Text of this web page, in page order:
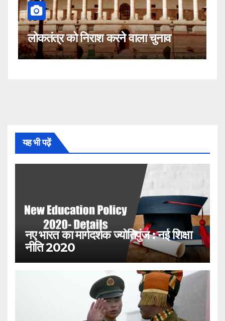
कहीं यह सीजेआई के खिलाफ साजिश तो
नहीं!
यह भी पढ़ें
नए भारत का मार्गदर्शक ज्योतिपुंज : नई शिक्षा
नीति 2020